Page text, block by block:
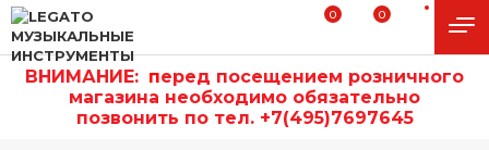
0 0
ВНИМАНИЕ: перед посещением розничного
магазина необходимо обязательно
позвонить по тел. +7(495)7697645